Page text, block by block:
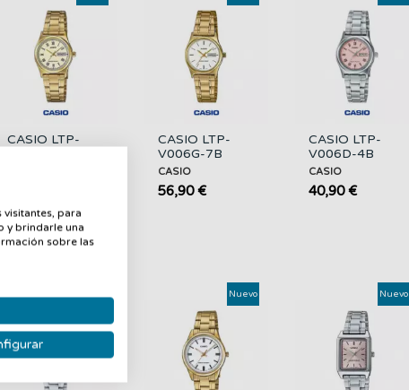
CASIO LTP-
CASIO LTP-
V006G-7B
Mujer | Dorado,
Día y Fecha
CASIO
56,90 €
CASIO LTP-
V006D-4B
Mujer | Esfera
Rosa, Día y
Fecha
CASIO
40,90 €
Nuevo Nuevo
para
y brindarle una
sobre las